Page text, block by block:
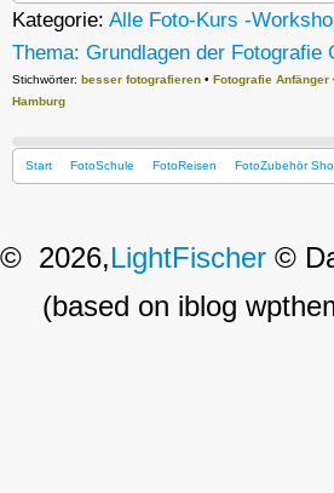
Kategorie: Alle Foto-Kurs -
Thema: Grundlagen der Fotografie
Stichwörter: besser fotografieren • Fotografie Anfänger
Hamburg
Start FotoSchule FotoReisen FotoZubehör
© 2026,LightFischer ©
(based on iblog